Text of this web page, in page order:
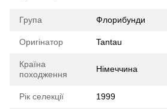
Група Флорибунди
Оригінатор Tantau
Країна
походження
Німеччина
Рік селекції 1999